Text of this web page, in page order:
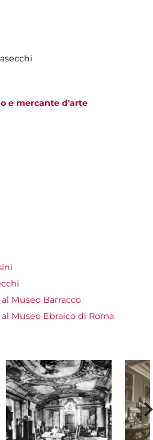
e mercante d'arte
Museo Barracco
Museo Ebraico di Roma